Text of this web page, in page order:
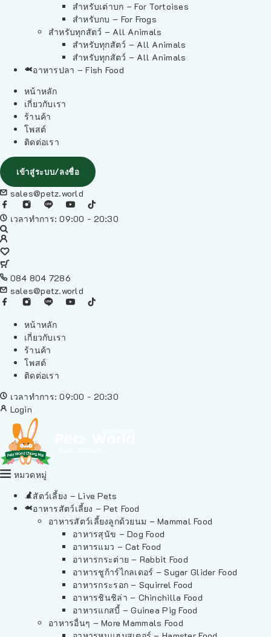
สำหรับเต่าบก – For Tortoises
สำหรับกบ – For Frogs
สำหรับทุกสัตว์ – All Animals
สำหรับทุกสัตว์ – All Animals
สำหรับทุกสัตว์ – All Animals
อาหารปลา – Fish Food
หน้าหลัก
เกี่ยวกับเรา
ร้านค้า
โพสต์
ติดต่อเรา
เข้าสู่ระบบ/ลงชื่อ
sales@petz.world
เวลาทำการ: 09:00 - 20:30
084 804 7286
sales@petz.world
หน้าหลัก
เกี่ยวกับเรา
ร้านค้า
โพสต์
ติดต่อเรา
เวลาทำการ: 09:00 - 20:30
Login
หมวดหมู่
สัตว์เลี้ยง – Live Pets
อาหารสัตว์เลี้ยง – Pet Food
อาหารสัตว์เลี้ยงลูกด้วยนม – Mammal Food
อาหารสุนัข – Dog Food
อาหารแมว – Cat Food
อาหารกระต่าย – Rabbit Food
อาหารชูก้าร์ไกลเดอร์ – Sugar Glider Food
อาหารกระรอก – Squirrel Food
อาหารชินชิล่า – Chinchilla Food
อาหารแกสบี้ – Guinea Pig Food
อาหารอื่นๆ – More Mammals Food